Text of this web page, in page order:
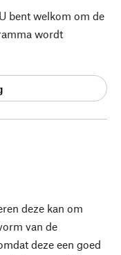
deze kan om
van de
deze een goed
bent welkom om de
wordt